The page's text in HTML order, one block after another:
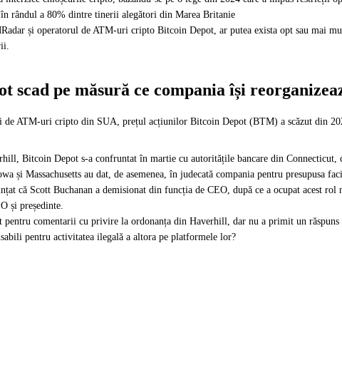
rândul a 80% dintre tinerii alegători din Marea Britanie
și operatorul de ATM-uri cripto Bitcoin Depot, ar putea exista opt sau mai
scad pe măsură ce compania își
ATM-uri cripto din SUA, prețul acțiunilor Bitcoin Depot (BTM) a scăzut din
Bitcoin Depot s-a confruntat în martie cu autoritățile bancare din
și Massachusetts au dat, de asemenea, în judecată compania pentru presupusa
că Scott Buchanan a demisionat din funcția de CEO, după ce a ocupat
și președinte.
pentru comentarii cu privire la ordonanța din Haverhill, dar nu a primit un
pentru activitatea ilegală a altora pe platformele lor?